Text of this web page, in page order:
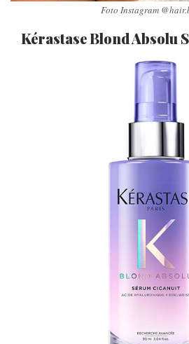
Foto Instagram
Kérastase Blond Absolu